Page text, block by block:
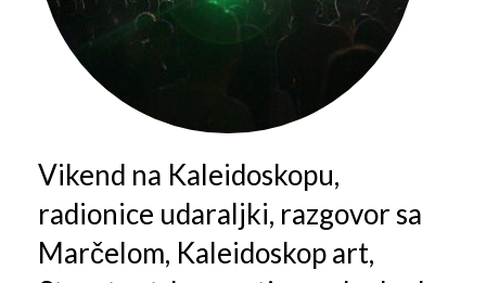
Vikend na Kaleidoskopu,
radionice udaraljki, razgovor sa
Marčelom, Kaleidoskop art,